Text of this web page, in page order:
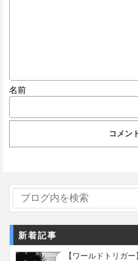
名前
新着記事
【ワールドトリガ